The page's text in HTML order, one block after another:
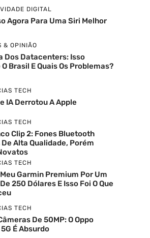
DIGITAL
Agora Para Uma Siri Melhor
& OPINIÃO
Dos Datacenters: Isso
Brasil E Quais Os Problemas?
TECH
IA Derrotou A Apple
TECH
Clip 2: Fones Bluetooth
Alta Qualidade, Porém
TECH
Garmin Premium Por Um
250 Dólares E Isso Foi O Que
TECH
De 50MP: O Oppo
É Absurdo